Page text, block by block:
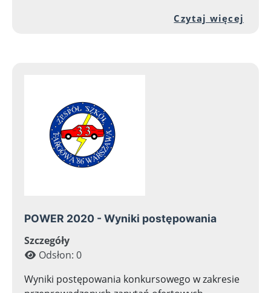
Czytaj więcej
POWER 2020 - Wyniki postępowania
Szczegóły
Odsłon: 0
Wyniki postępowania konkursowego w zakresie